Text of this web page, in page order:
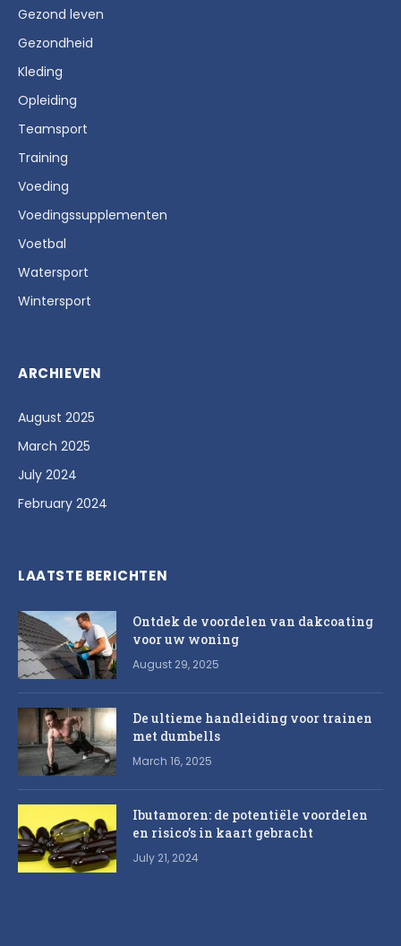
Gezond leven
Gezondheid
Kleding
Opleiding
Teamsport
Training
Voeding
Voedingssupplementen
Voetbal
Watersport
Wintersport
ARCHIEVEN
August 2025
March 2025
July 2024
February 2024
LAATSTE BERICHTEN
Ontdek de voordelen van dakcoating
voor uw woning
August 29, 2025
De ultieme handleiding voor trainen
met dumbells
March 16, 2025
Ibutamoren: de potentiële voordelen
en risico’s in kaart gebracht
July 21, 2024